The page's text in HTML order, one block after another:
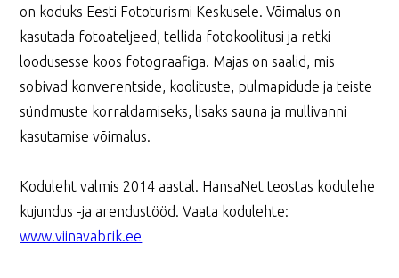
on koduks Eesti Fototurismi Keskusele. Võimalus on
kasutada fotoateljeed, tellida fotokoolitusi ja retki
loodusesse koos fotograafiga. Majas on saalid, mis
sobivad konverentside, koolituste, pulmapidude ja teiste
sündmuste korraldamiseks, lisaks sauna ja mullivanni
kasutamise võimalus.
Koduleht valmis 2014 aastal. HansaNet teostas kodulehe
kujundus -ja arendustööd. Vaata kodulehte:
www.viinavabrik.ee